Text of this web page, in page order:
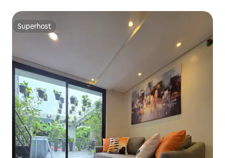
Superhost
Superhost